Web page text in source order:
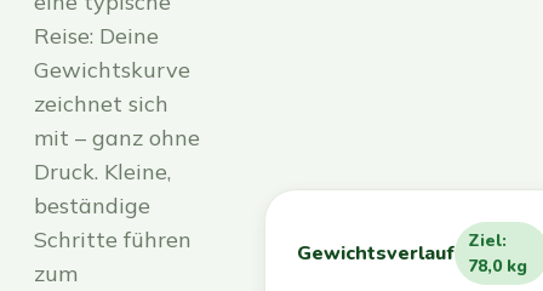
Reise: Deine
Gewichtskurve
zeichnet sich
mit – ganz ohne
Druck. Kleine,
beständige
Schritte führen
zum
Gewichtsverlauf
Ziel:
78,0 kg